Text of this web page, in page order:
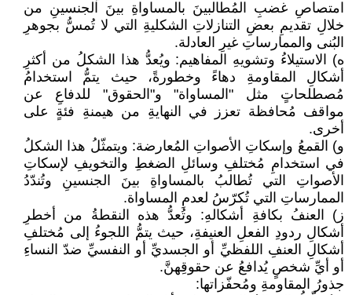
امتصاصِ غضبِ المُطالبينَ بالمساواةِ بينَ الجنسينِ من
خلالِ تقديمِ بعضِ التنازلاتِ الشكليةِ التي لا تُمسُّ بجوهرِ
البُنى والممارساتِ غيرِ العادلة.
‌ه) الاستيلاءُ وتشويهِ المفاهيم: ويُعدُّ هذا الشكلُ من أكثرِ
أشكالِ المقاومةِ دهاءً وخطورةً، حيث يتمُّ استخدامُ
مُصطلحاتٍ مثل "المساواة" و"الحقوق" للدفاعِ عن
مواقف مُحافظة تعزز في النهايةِ من هيمنةِ فئةٍ على
أخرى.
‌و) القمعُ وإسكاتِ الأصواتِ المُعارضة: ويتمثّلُ هذا الشكلُ
في استخدامِ مُختلفِ وسائلِ الضغطِ والتخويفِ لإسكاتِ
الأصواتِ التي تُطالبُ بالمساواةِ بينَ الجنسينِ وتُندّدُ
الممارساتِ التي تُكرّسُ لعدمِ المساواة.
‌ز) العنفُ بكافةِ أشكالهِ: وتُعدُّ هذه النقطةُ من أخطرِ
أشكالِ ردودِ الفعلِ العنيفةِ، حيث يتمُّ اللجوءُ إلى مُختلفِ
أشكالِ العنفِ اللفظيِّ أو الجسديِّ أو النفسيِّ ضدّ النساءِ
أو أيِّ شخصٍ يُدافعُ عن حقوقِهنَّ.
جذورُ المقاومةِ ومُحفّزاتها: